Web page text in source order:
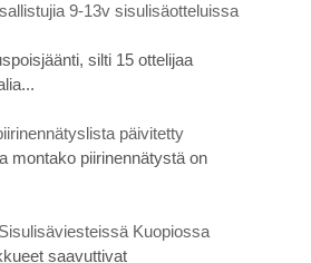
9-13v sisulisäotteluissa
silti 15 ottelijaa
päivitetty
montako piirinennätystä on
Kuopiossa
saavuttivat